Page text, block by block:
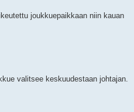
joukkuepaikkaan niin kauan
valitsee keskuudestaan johtajan.